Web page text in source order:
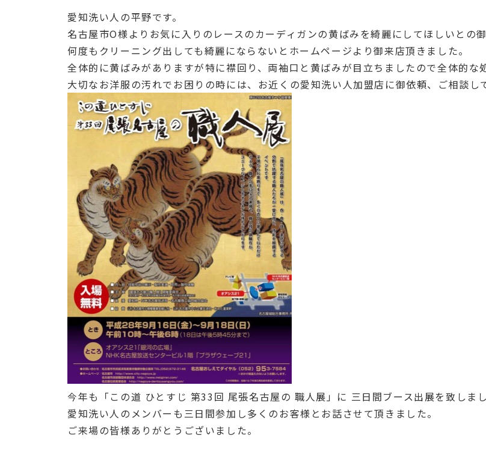
愛知洗い人の平野です。
名古屋市O様よりお気に入りのレースのカーディガンの黄ばみを綺麗にしてほしいとの
何度もクリーニング出しても綺麗にならないとホームページより御来店頂きました。
全体的に黄ばみがありますが特に襟回り、両袖口と黄ばみが目立ちましたので全体的な
大切なお洋服の汚れでお困りの時には、お近くの愛知洗い人加盟店に御依頼、ご相談し
今年も「この道 ひとすじ 第33回 尾張名古屋の 職人展」に 三日間ブース出展を致しまし
愛知洗い人のメンバーも三日間参加し多くのお客様とお話させて頂きました。
ご来場の皆様ありがとうございました。